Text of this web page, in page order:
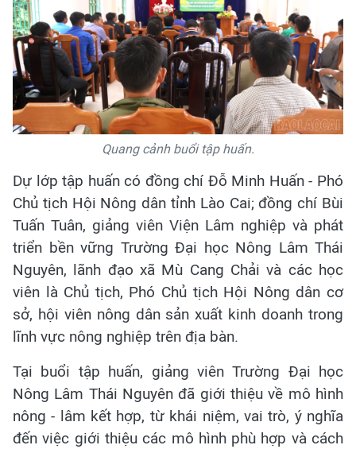
Quang cảnh buổi tập huấn.
Dự lớp tập huấn có đồng chí Đỗ Minh Huấn - Phó
Chủ tịch Hội Nông dân tỉnh Lào Cai; đồng chí Bùi
Tuấn Tuân, giảng viên Viện Lâm nghiệp và phát
triển bền vững Trường Đại học Nông Lâm Thái
Nguyên, lãnh đạo xã Mù Cang Chải và các học
viên là Chủ tịch, Phó Chủ tịch Hội Nông dân cơ
sở, hội viên nông dân sản xuất kinh doanh trong
lĩnh vực nông nghiệp trên địa bàn.
Tại buổi tập huấn, giảng viên Trường Đại học
Nông Lâm Thái Nguyên đã giới thiệu về mô hình
nông - lâm kết hợp, từ khái niệm, vai trò, ý nghĩa
đến việc giới thiệu các mô hình phù hợp và cách